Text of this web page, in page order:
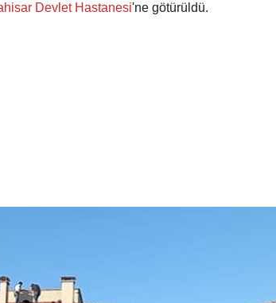
Devlet Hastanesi'ne götürüldü.